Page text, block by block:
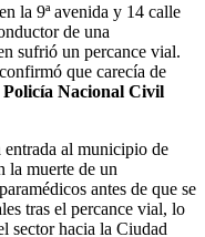
la 9ª avenida y 14 calle
de una
sufrió un percance vial.
que carecía de
Policía Nacional Civil
al municipio de
la muerte de un
antes de que se
tras el percance vial, lo
sector hacia la Ciudad